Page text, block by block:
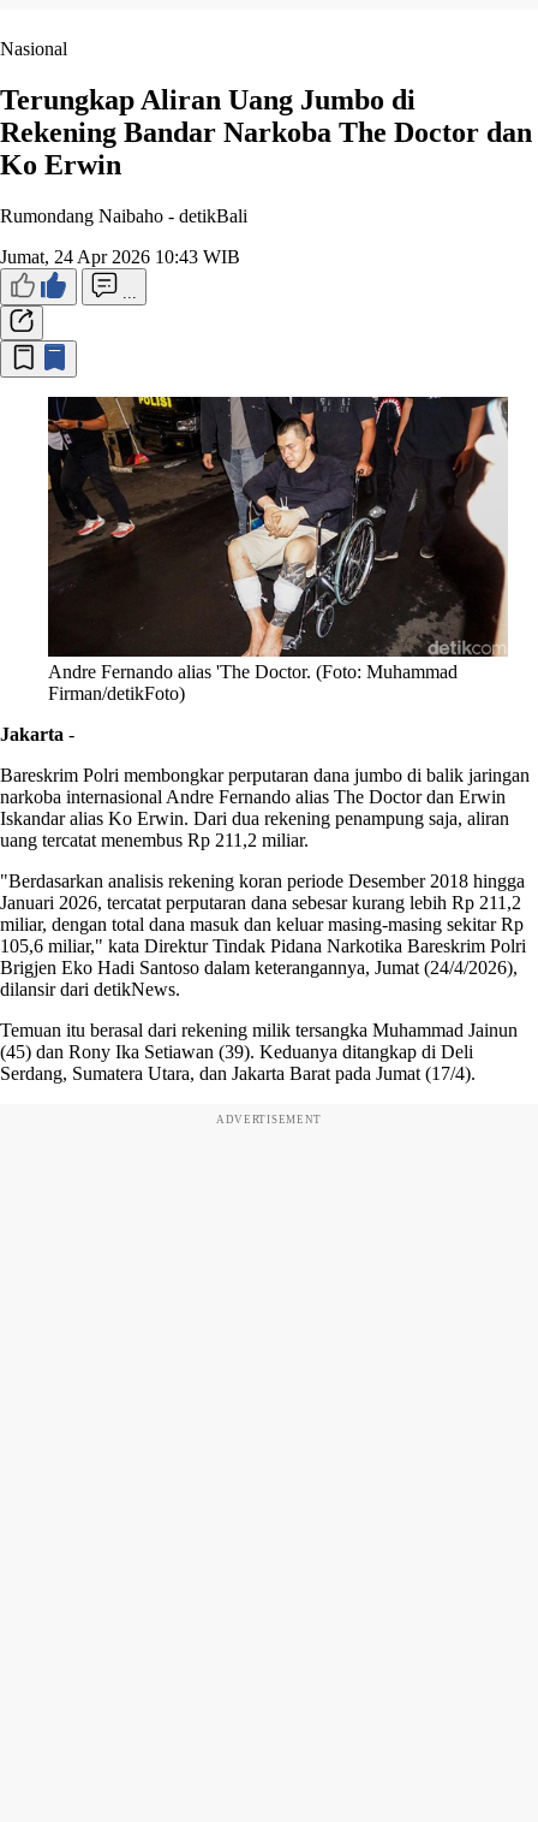
Nasional
Terungkap Aliran Uang Jumbo di
Rekening Bandar Narkoba The Doctor dan
Ko Erwin
Rumondang Naibaho - detikBali
Jumat, 24 Apr 2026 10:43 WIB
Andre Fernando alias 'The Doctor. (Foto: Muhammad
Firman/detikFoto)
Jakarta -
Bareskrim Polri membongkar perputaran dana jumbo di balik jaringan
narkoba internasional Andre Fernando alias The Doctor dan Erwin
Iskandar alias Ko Erwin. Dari dua rekening penampung saja, aliran
uang tercatat menembus Rp 211,2 miliar.
"Berdasarkan analisis rekening koran periode Desember 2018 hingga
Januari 2026, tercatat perputaran dana sebesar kurang lebih Rp 211,2
miliar, dengan total dana masuk dan keluar masing-masing sekitar Rp
105,6 miliar," kata Direktur Tindak Pidana Narkotika Bareskrim Polri
Brigjen Eko Hadi Santoso dalam keterangannya, Jumat (24/4/2026),
dilansir dari detikNews.
Temuan itu berasal dari rekening milik tersangka Muhammad Jainun
(45) dan Rony Ika Setiawan (39). Keduanya ditangkap di Deli
Serdang, Sumatera Utara, dan Jakarta Barat pada Jumat (17/4).
ADVERTISEMENT